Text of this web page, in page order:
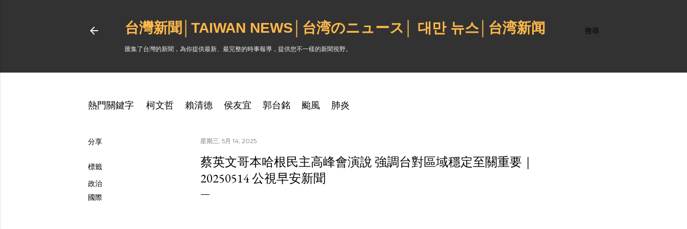
搜尋
台灣新聞│TAIWAN NEWS│台湾のニュース│ 대만 뉴스│台湾新闻
匯集了台灣的新聞，為你提供最新、最完整的時事報導，提供您不一樣的新聞視野。
熱門關鍵字 柯文哲 賴清德 侯友宜 郭台銘 颱風 肺炎
分享
標籤
政治
國際
星期三, 5月 14, 2025
蔡英文哥本哈根民主高峰會演說 強調台對區域穩定至關重要｜
20250514 公視早安新聞